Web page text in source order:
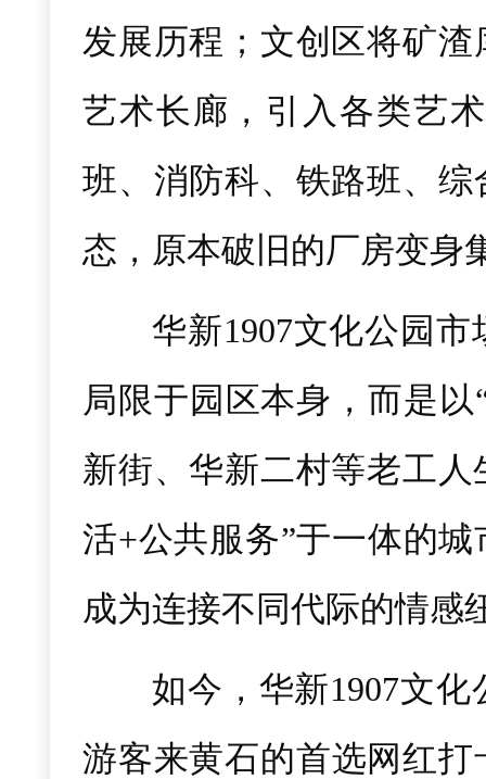
发展历程；文创区将矿
艺术长廊，引入各类艺
班、消防科、铁路班、
态，原本破旧的厂房变身
华新1907文化公园
局限于园区本身，而是
新街、华新二村等老工
活+公共服务”于一体的
成为连接不同代际的情感
如今，华新1907文
游客来黄石的首选网红